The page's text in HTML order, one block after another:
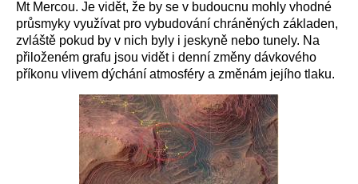
Mt Mercou. Je vidět, že by se v budoucnu mohly vhodné
průsmyky využívat pro vybudování chráněných základen,
zvláště pokud by v nich byly i jeskyně nebo tunely. Na
přiloženém grafu jsou vidět i denní změny dávkového
příkonu vlivem dýchání atmosféry a změnám jejího tlaku.